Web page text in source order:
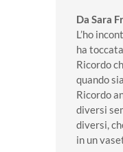
Da Sara
L’ho
ha
Ricordo
quando
Ricordo
diversi
diversi,
in un